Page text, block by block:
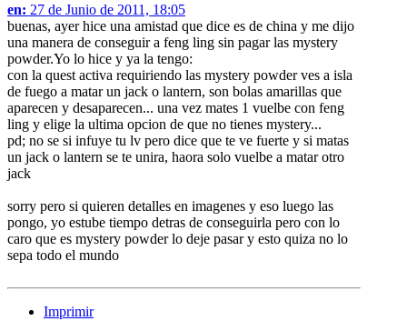
en: 27 de Junio de 2011, 18:05
buenas, ayer hice una amistad que dice es de china y me dijo
una manera de conseguir a feng ling sin pagar las mystery
powder.Yo lo hice y ya la tengo:
con la quest activa requiriendo las mystery powder ves a isla
de fuego a matar un jack o lantern, son bolas amarillas que
aparecen y desaparecen... una vez mates 1 vuelbe con feng
ling y elige la ultima opcion de que no tienes mystery...
pd; no se si infuye tu lv pero dice que te ve fuerte y si matas
un jack o lantern se te unira, haora solo vuelbe a matar otro
jack
sorry pero si quieren detalles en imagenes y eso luego las
pongo, yo estube tiempo detras de conseguirla pero con lo
caro que es mystery powder lo deje pasar y esto quiza no lo
sepa todo el mundo
Imprimir